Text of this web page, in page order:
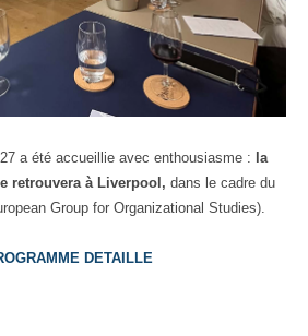
a été accueillie avec enthousiasme : la
retrouvera à Liverpool, dans le cadre du
Group for Organizational Studies).
DETAILLE